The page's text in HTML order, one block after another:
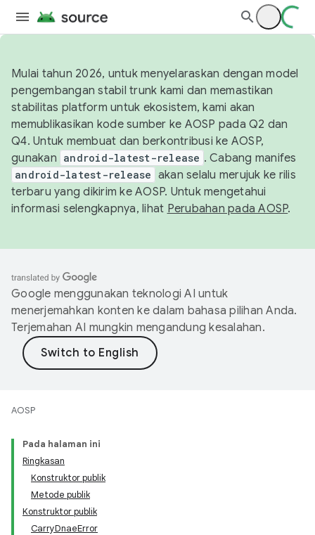
Mulai tahun 2026, untuk menyelaraskan dengan model
pengembangan stabil trunk kami dan memastikan
stabilitas platform untuk ekosistem, kami akan
memublikasikan kode sumber ke AOSP pada Q2 dan
Q4. Untuk membuat dan berkontribusi ke AOSP,
gunakan android-latest-release . Cabang manifes
android-latest-release akan selalu merujuk ke rilis
terbaru yang dikirim ke AOSP. Untuk mengetahui
informasi selengkapnya, lihat Perubahan pada AOSP.
Google menggunakan teknologi AI untuk
menerjemahkan konten ke dalam bahasa pilihan Anda.
Terjemahan AI mungkin mengandung kesalahan.
AOSP
Pada halaman ini
Ringkasan
Konstruktor publik
Metode publik
Konstruktor publik
CarryDnaeError